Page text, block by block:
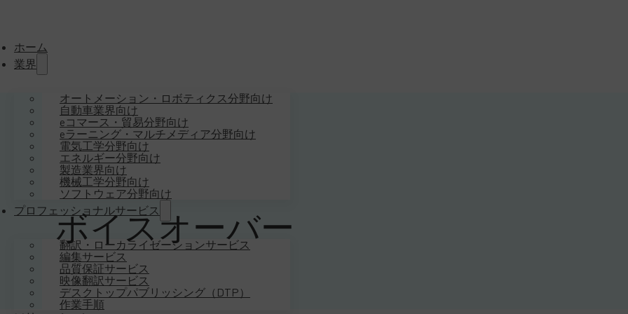
ホーム
業界
オートメーション・ロボティクス分野向け
自動車業界向け
eコマース・貿易分野向け
eラーニング・マルチメディア分野向け
電気工学分野向け
エネルギー分野向け
製造業界向け
機械工学分野向け
ソフトウェア分野向け
プロフェッショナルサービス
翻訳・ローカライゼーションサービス
編集サービス
品質保証サービス
映像翻訳サービス
デスクトップパブリッシング（DTP）
作業手順
ボイスオーバー